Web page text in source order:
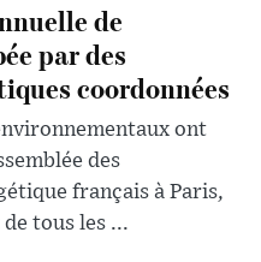
de
par des
coordonnées
ont
des
français à Paris,
tous les ...